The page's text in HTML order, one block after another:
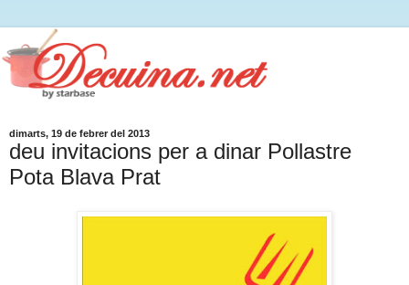
dimarts, 19 de febrer del 2013
deu invitacions per a dinar Pollastre
Pota Blava Prat